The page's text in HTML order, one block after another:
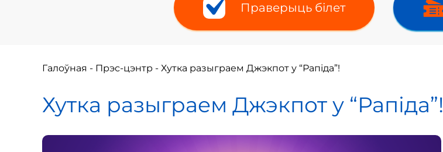
Праверыць білет
Галоўная - Прэс-цэнтр - Хутка разыграем Джэкпот у “Рапіда”!
Хутка разыграем Джэкпот у “Рапіда”!